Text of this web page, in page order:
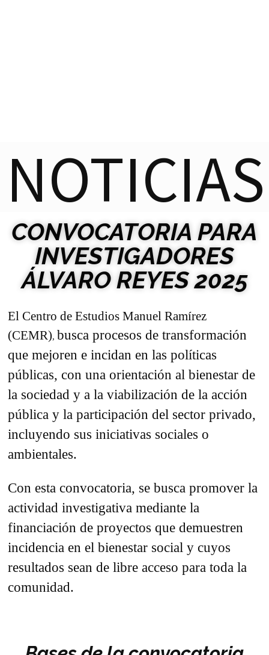
NOTICIAS
CONVOCATORIA PARA
INVESTIGADORES
ÁLVARO REYES 2025
El Centro de Estudios Manuel Ramírez
(CEMR), busca procesos de transformación
que mejoren e incidan en las políticas
públicas, con una orientación al bienestar de
la sociedad y a la viabilización de la acción
pública y la participación del sector privado,
incluyendo sus iniciativas sociales o
ambientales.
Con esta convocatoria, se busca promover la
actividad investigativa mediante la
financiación de proyectos que demuestren
incidencia en el bienestar social y cuyos
resultados sean de libre acceso para toda la
comunidad.